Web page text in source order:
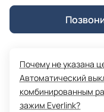
Почему не указана
Автоматический
комбинированным
зажим Everlink?